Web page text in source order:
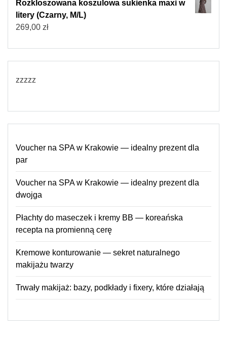
Rozkloszowana koszulowa sukienka maxi w
litery (Czarny, M/L)
269,00 zł
zzzzz
Voucher na SPA w Krakowie — idealny prezent dla
par
Voucher na SPA w Krakowie — idealny prezent dla
dwojga
Płachty do maseczek i kremy BB — koreańska
recepta na promienną cerę
Kremowe konturowanie — sekret naturalnego
makijażu twarzy
Trwały makijaż: bazy, podkłady i fixery, które działają